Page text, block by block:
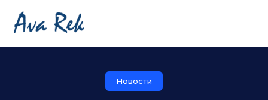
Новости